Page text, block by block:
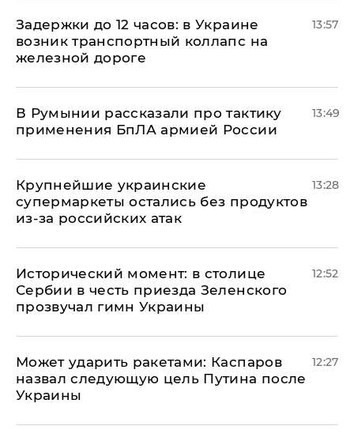
Задержки до 12 часов: в Украине
возник транспортный коллапс на
железной дороге
13:57
В Румынии рассказали про тактику
применения БпЛА армией России
13:49
Крупнейшие украинские
супермаркеты остались без продуктов
из-за российских атак
13:28
Исторический момент: в столице
Сербии в честь приезда Зеленского
прозвучал гимн Украины
12:52
Может ударить ракетами: Каспаров
назвал следующую цель Путина после
Украины
12:27